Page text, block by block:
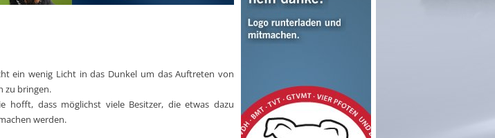
ein wenig Licht in das Dunkel um das Auftreten von
zu bringen.
hofft, dass möglichst viele Besitzer, die etwas dazu
werden.